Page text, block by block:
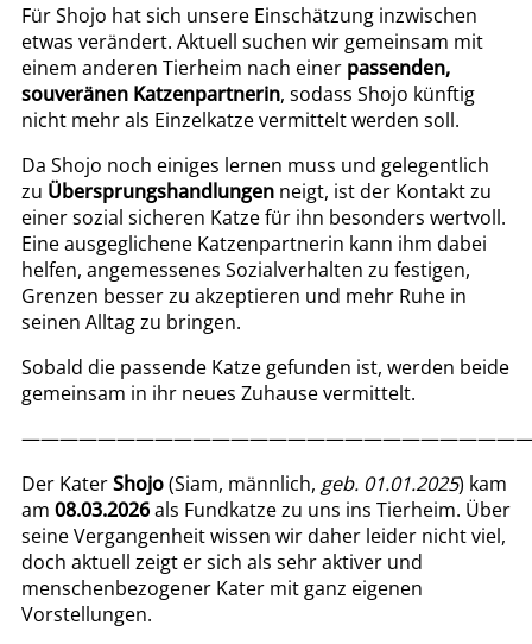
Für Shojo hat sich unsere Einschätzung inzwischen
etwas verändert. Aktuell suchen wir gemeinsam mit
einem anderen Tierheim nach einer passenden,
souveränen Katzenpartnerin, sodass Shojo künftig
nicht mehr als Einzelkatze vermittelt werden soll.
Da Shojo noch einiges lernen muss und gelegentlich
zu Übersprungshandlungen neigt, ist der Kontakt zu
einer sozial sicheren Katze für ihn besonders wertvoll.
Eine ausgeglichene Katzenpartnerin kann ihm dabei
helfen, angemessenes Sozialverhalten zu festigen,
Grenzen besser zu akzeptieren und mehr Ruhe in
seinen Alltag zu bringen.
Sobald die passende Katze gefunden ist, werden beide
gemeinsam in ihr neues Zuhause vermittelt.
Der KaterShojo(Siam, männlich, geb. 01.01.2025) kam
am 08.03.2026als Fundkatze zu uns ins Tierheim. Über
seine Vergangenheit wissen wir daher leider nicht viel,
doch aktuell zeigt er sich als sehr aktiver und
menschenbezogener Kater mit ganz eigenen
Vorstellungen.